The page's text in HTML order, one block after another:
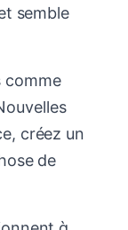
semble
comme
créez un
de